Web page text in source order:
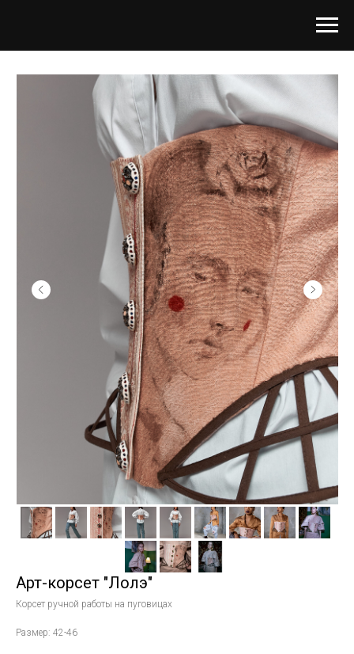
Арт-корсет "Лолэ"
Корсет ручной работы на пуговицах
Размер: 42-46